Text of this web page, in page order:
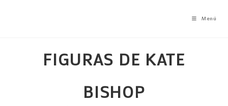
Menú
FIGURAS DE KATE
BISHOP